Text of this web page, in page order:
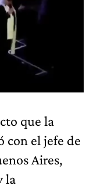
que la
con el jefe de
Aires,
la